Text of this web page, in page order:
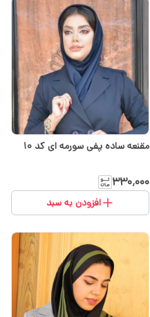
مقنعه ساده پفی سورمه ای کد ۱۰
۳۳۰٬۰۰۰
افزودن به سبد